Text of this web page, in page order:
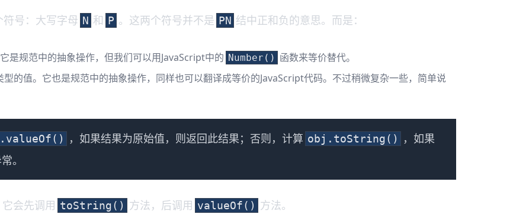
号：大写字母 N 和 P 。这两个符号并不是 PN 结中正和负的意思。而是：
是规范中的抽象操作，但我们可以用JavaScript中的 Number() 函数来等价替代。
的值。它也是规范中的抽象操作，同样也可以翻译成等价的JavaScript代码。不过稍微复杂一些，简单说
，如果结果为原始值，则返回此结果；否则，计算 obj.toString()
，如果
。
会先调用 toString() 方法，后调用 valueOf() 方法。